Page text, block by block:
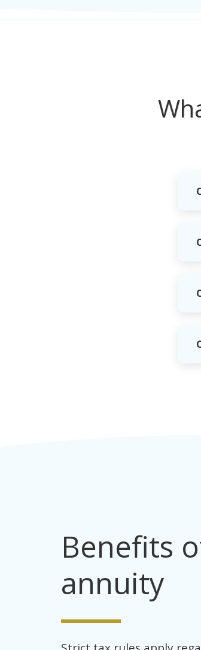
Benefits
annuity